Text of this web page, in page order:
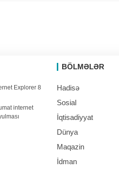
Explorer 8
internet
BÖLMƏLƏR
Hadisə
Sosial
İqtisadiyyat
Dünya
Maqazin
İdman